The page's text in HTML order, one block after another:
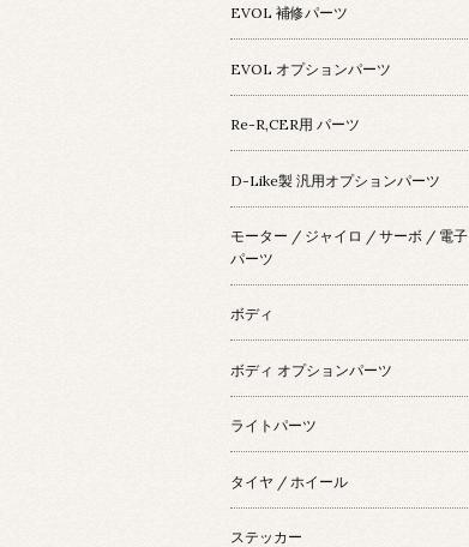
EVOL 補修パーツ
EVOL オプションパーツ
Re-R,CER用 パーツ
D-Like製 汎用オプションパーツ
モーター / ジャイロ / サーボ / 電子
パーツ
ボディ
ボディ オプションパーツ
ライトパーツ
タイヤ / ホイール
ステッカー